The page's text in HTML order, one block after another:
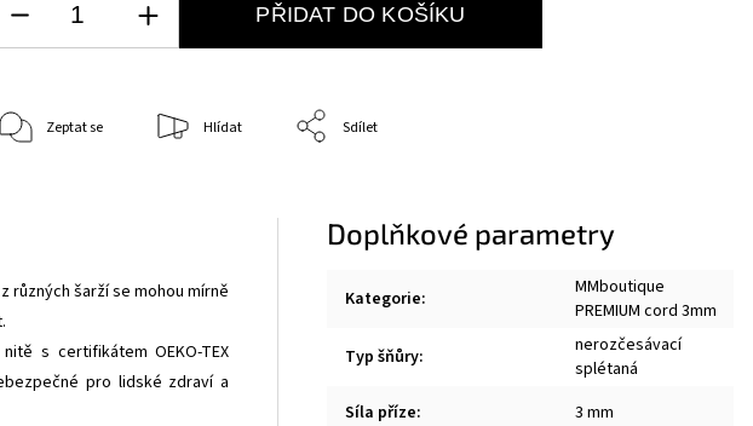
PŘIDAT DO KOŠÍKU
Zeptat se Hlídat Sdílet
různých šarží se mohou mírně
s certifikátemOEKO-TEX
pro lidské zdraví a
Doplňkové parametry
Kategorie:
MMboutique
PREMIUM cord 3mm
Typ šňůry:
nerozčesávací
splétaná
Síla příze: 3 mm